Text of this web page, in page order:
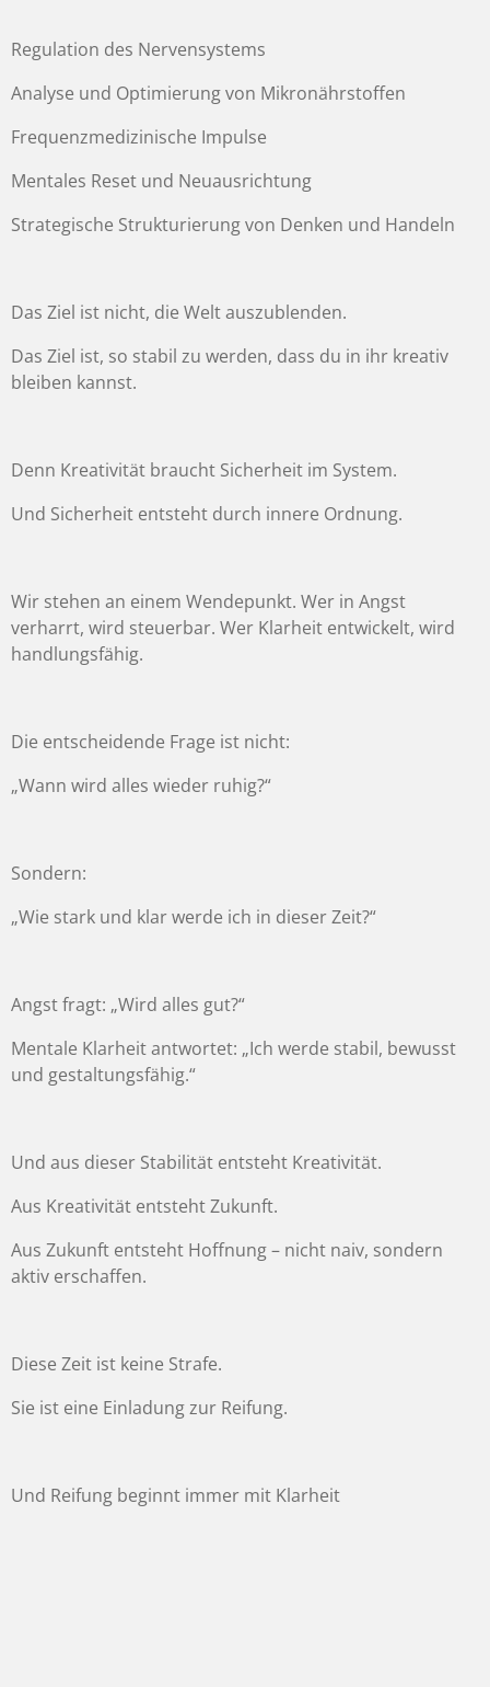
Regulation des Nervensystems
Analyse und Optimierung von Mikronährstoffen
Frequenzmedizinische Impulse
Mentales Reset und Neuausrichtung
Strategische Strukturierung von Denken und Handeln
Das Ziel ist nicht, die Welt auszublenden.
Das Ziel ist, so stabil zu werden, dass du in ihr kreativ
bleiben kannst.
Denn Kreativität braucht Sicherheit im System.
Und Sicherheit entsteht durch innere Ordnung.
Wir stehen an einem Wendepunkt. Wer in Angst
verharrt, wird steuerbar. Wer Klarheit entwickelt, wird
handlungsfähig.
Die entscheidende Frage ist nicht:
„Wann wird alles wieder ruhig?“
Sondern:
„Wie stark und klar werde ich in dieser Zeit?“
Angst fragt: „Wird alles gut?“
Mentale Klarheit antwortet: „Ich werde stabil, bewusst
und gestaltungsfähig.“
Und aus dieser Stabilität entsteht Kreativität.
Aus Kreativität entsteht Zukunft.
Aus Zukunft entsteht Hoffnung – nicht naiv, sondern
aktiv erschaffen.
Diese Zeit ist keine Strafe.
Sie ist eine Einladung zur Reifung.
Und Reifung beginnt immer mit Klarheit